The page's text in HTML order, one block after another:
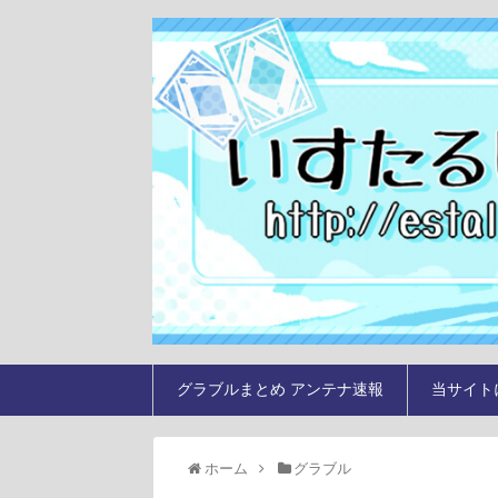
グラブルまとめ アンテナ速報 当サイ
ホーム グラブル